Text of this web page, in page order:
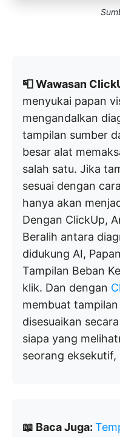
📮 Wawasan
menyukai papan
mengandalkan
tampilan sumber
besar alat
salah satu. Jika
sesuai dengan
hanya akan
Dengan ClickUp,
Beralih antara
didukung AI,
Tampilan Beban
klik. Dan dengan
membuat
disesuaikan
siapa yang
seorang eksekutif,
📖 Baca Juga: